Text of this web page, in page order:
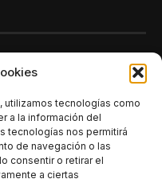
utilizamos tecnologías como
a la información del
tecnologías nos permitirá
de navegación o las
consentir o retirar el
a ciertas